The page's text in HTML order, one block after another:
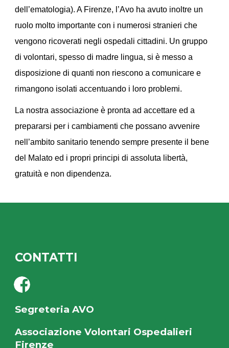
dell’ematologia). A Firenze, l’Avo ha avuto inoltre un
ruolo molto importante con i numerosi stranieri che
vengono ricoverati negli ospedali cittadini. Un gruppo
di volontari, spesso di madre lingua, si è messo a
disposizione di quanti non riescono a comunicare e
rimangono isolati accentuando i loro problemi.
La nostra associazione è pronta ad accettare ed a
prepararsi per i cambiamenti che possano avvenire
nell’ambito sanitario tenendo sempre presente il bene
del Malato ed i propri principi di assoluta libertà,
gratuità e non dipendenza.
CONTATTI
Segreteria AVO
Associazione Volontari Ospedalieri
Firenze